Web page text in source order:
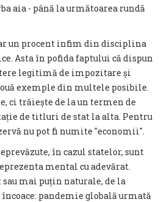
aia - până la următoarea rundă
un procent infim din disciplina
Asta în pofida faptului că dispun
legitimă de impozitare și
exemple din multele posibile.
ci trăiește de la un termen de
de titluri de stat la alta. Pentru
nu pot fi numite ″economii″.
în cazul statelor, sunt
mental cu adevărat.
mai puțin naturale, de la
pandemie globală urmată